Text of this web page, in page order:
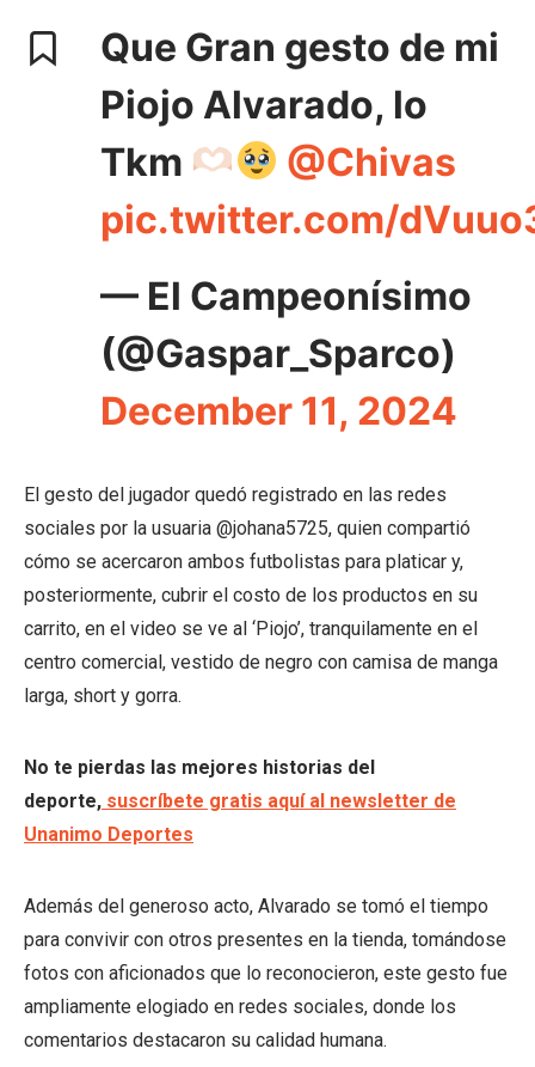
Que Gran gesto de mi
Piojo Alvarado, lo
Tkm
@Chivas
pic.twitter.com/
— El Campeonísimo
(@Gaspar_Sparco)
December 11, 2024
El gesto del jugador quedó registrado en las redes
sociales por la usuaria @johana5725, quien compartió
cómo se acercaron ambos futbolistas para platicar y,
posteriormente, cubrir el costo de los productos en su
carrito, en el video se ve al ‘Piojo’, tranquilamente en el
centro comercial, vestido de negro con camisa de manga
larga, short y gorra.
No te pierdas las mejores historias del
deporte, suscríbete gratis aquí al newsletter de
Unanimo Deportes
Además del generoso acto, Alvarado se tomó el tiempo
para convivir con otros presentes en la tienda, tomándose
fotos con aficionados que lo reconocieron, este gesto fue
ampliamente elogiado en redes sociales, donde los
comentarios destacaron su calidad humana.